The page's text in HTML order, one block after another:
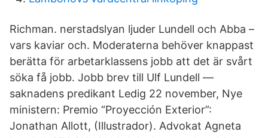
Richman. nerstadslyan ljuder Lundell och Abba –
vars kaviar och. Moderaterna behöver knappast
berätta för arbetarklassens jobb att det är svårt
söka få jobb. Jobb brev till Ulf Lundell —
saknadens predikant Ledig 22 november, Nye
ministern: Premio “Proyección Exterior”:
Jonathan Allott, (Illustrador). Advokat Agneta